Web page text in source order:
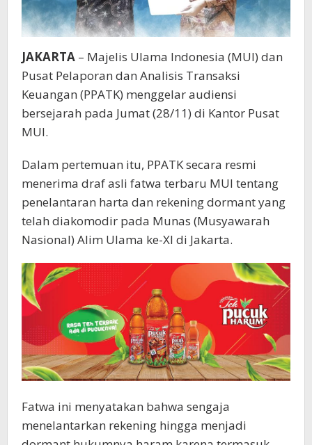
JAKARTA – Majelis Ulama Indonesia (MUI) dan
Pusat Pelaporan dan Analisis Transaksi
Keuangan (PPATK) menggelar audiensi
bersejarah pada Jumat (28/11) di Kantor Pusat
MUI.
Dalam pertemuan itu, PPATK secara resmi
menerima draf asli fatwa terbaru MUI tentang
penelantaran harta dan rekening dormant yang
telah diakomodir pada Munas (Musyawarah
Nasional) Alim Ulama ke-XI di Jakarta.
Fatwa ini menyatakan bahwa sengaja
menelantarkan rekening hingga menjadi